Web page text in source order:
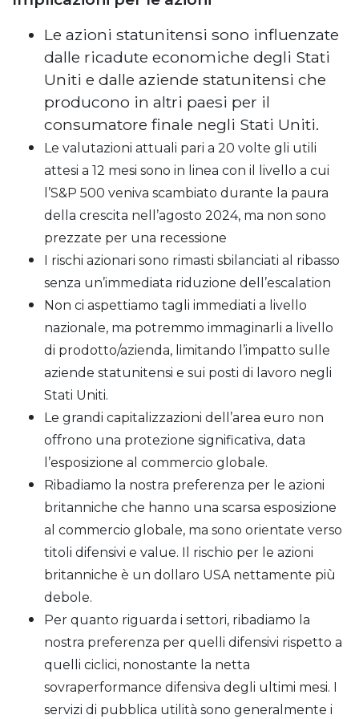
Le azioni statunitensi sono influenzate
dalle ricadute economiche degli Stati
Uniti e dalle aziende statunitensi che
producono in altri paesi per il
consumatore finale negli Stati Uniti.
Le valutazioni attuali pari a 20 volte gli utili
attesi a 12 mesi sono in linea con il livello a cui
l’S&P 500 veniva scambiato durante la paura
della crescita nell’agosto 2024, ma non sono
prezzate per una recessione
I rischi azionari sono rimasti sbilanciati al ribasso
senza un’immediata riduzione dell’escalation
Non ci aspettiamo tagli immediati a livello
nazionale, ma potremmo immaginarli a livello
di prodotto/azienda, limitando l’impatto sulle
aziende statunitensi e sui posti di lavoro negli
Stati Uniti.
Le grandi capitalizzazioni dell’area euro non
offrono una protezione significativa, data
l’esposizione al commercio globale.
Ribadiamo la nostra preferenza per le azioni
britanniche che hanno una scarsa esposizione
al commercio globale, ma sono orientate verso
titoli difensivi e value. Il rischio per le azioni
britanniche è un dollaro USA nettamente più
debole.
Per quanto riguarda i settori, ribadiamo la
nostra preferenza per quelli difensivi rispetto a
quelli ciclici, nonostante la netta
sovraperformance difensiva degli ultimi mesi. I
servizi di pubblica utilità sono generalmente i